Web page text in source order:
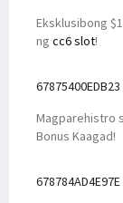
Eksklusibong
ng cc6 slot!
67875400EDB23
Magparehistro
Bonus Kaagad!
678784AD4E97E